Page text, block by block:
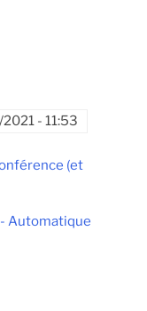
- 11:53
(et
Automatique